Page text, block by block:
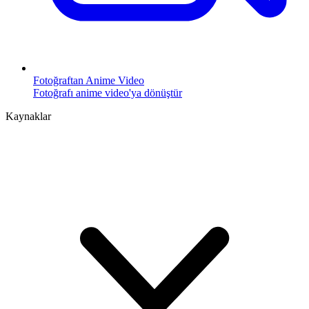
Fotoğraftan Anime Video
Fotoğrafı anime video'ya dönüştür
Kaynaklar